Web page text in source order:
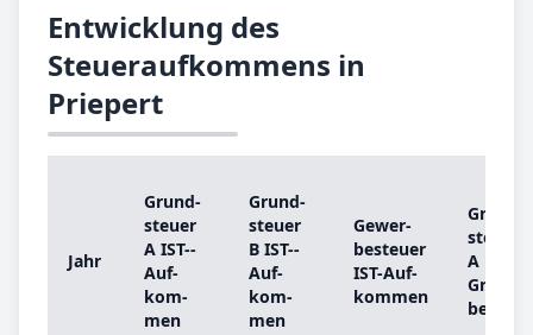
Entwicklung des
Steueraufkommens in
Priepert
Jahr
Grund­
steu­er
A IST-­
Auf­
kom­
men
Grund­
steu­er
B IST-­
Auf­
kom­
men
Ge­wer­
be­steu­er
IST-­Auf­
kom­men
Grund­
steu­er
A
Grund­
be­trag